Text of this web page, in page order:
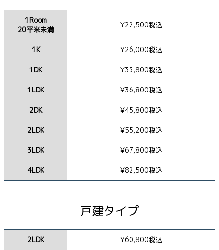
1Room
20平米未満
¥22,500税込
1K ¥26,000税込
1DK ¥33,800税込
1LDK ¥36,800税込
2DK ¥45,800税込
2LDK ¥55,200税込
3LDK ¥67,800税込
4LDK ¥82,500税込
戸建タイプ
2LDK ¥60,800税込